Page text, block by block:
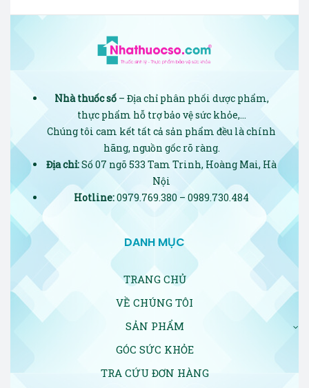
Nhà thuốc số– Địa chỉ phân phối dược phẩm,
thực phẩm hỗ trợ bảo vệ sức khỏe,…
Chúng tôi cam kết tất cả sản phẩm đều là chính
hãng, nguồn gốc rõ ràng.
Địa chỉ:Số 07 ngõ 533 Tam Trinh, Hoàng Mai, Hà
Nội
Hotline:0979.769.380 – 0989.730.484
DANH MỤC
TRANG CHỦ
VỀ CHÚNG TÔI
SẢN PHẨM
GÓC SỨC KHỎE
TRA CỨU ĐƠN HÀNG